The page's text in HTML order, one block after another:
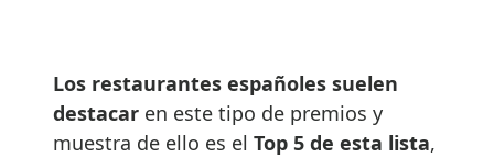
Los restaurantes españoles suelen
destacar en este tipo de premios y
muestra de ello es el Top 5 de esta lista,